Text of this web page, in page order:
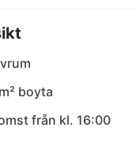
till Porečs
hem!
boyta
från kl. 16:00